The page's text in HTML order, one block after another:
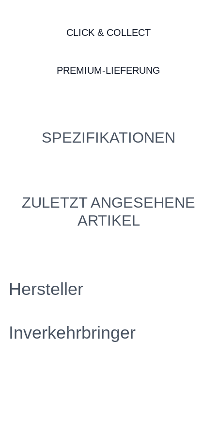
CLICK & COLLECT
PREMIUM-LIEFERUNG
SPEZIFIKATIONEN
ZULETZT ANGESEHENE
ARTIKEL
Hersteller
Inverkehrbringer